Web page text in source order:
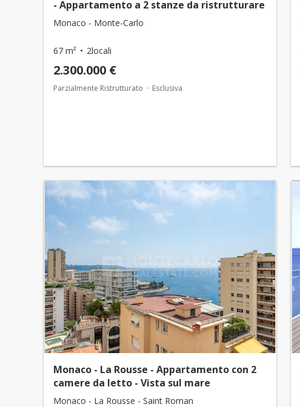
- Appartamento a 2 stanze da ristrutturare
Monaco - Monte-Carlo
67 m² 2locali
2.300.000 €
Parzialmente Ristrutturato Esclusiva
Monaco - La Rousse - Appartamento con 2
camere da letto - Vista sul mare
Monaco - La Rousse - Saint Roman